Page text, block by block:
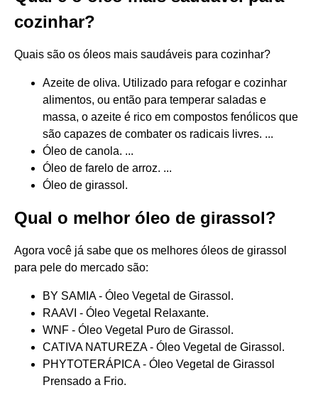
cozinhar?
Quais são os óleos mais saudáveis para cozinhar?
Azeite de oliva. Utilizado para refogar e cozinhar
alimentos, ou então para temperar saladas e
massa, o azeite é rico em compostos fenólicos que
são capazes de combater os radicais livres. ...
Óleo de canola. ...
Óleo de farelo de arroz. ...
Óleo de girassol.
Qual o melhor óleo de girassol?
Agora você já sabe que os melhores óleos de girassol
para pele do mercado são:
BY SAMIA - Óleo Vegetal de Girassol.
RAAVI - Óleo Vegetal Relaxante.
WNF - Óleo Vegetal Puro de Girassol.
CATIVA NATUREZA - Óleo Vegetal de Girassol.
PHYTOTERÁPICA - Óleo Vegetal de Girassol
Prensado a Frio.